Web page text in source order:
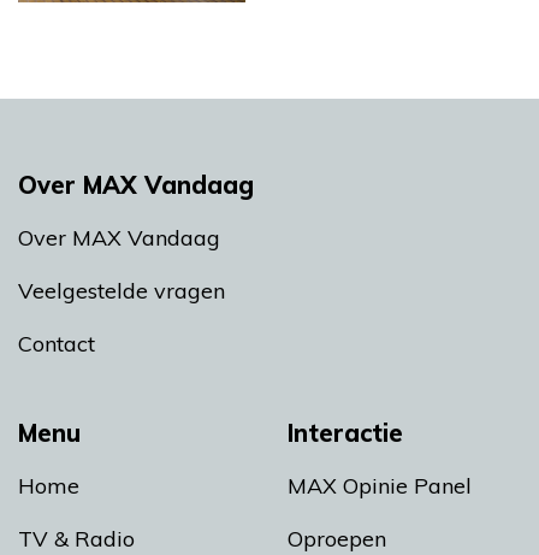
Menu
Home
TV & Radio
Interactie
MAX Opinie Panel
Oproepen
Over MAX Vandaag
Over MAX Vandaag
Veelgestelde vragen
Contact